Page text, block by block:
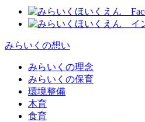
みらいくの想い
みらいくの理念
みらいくの保育
環境整備
木育
食育